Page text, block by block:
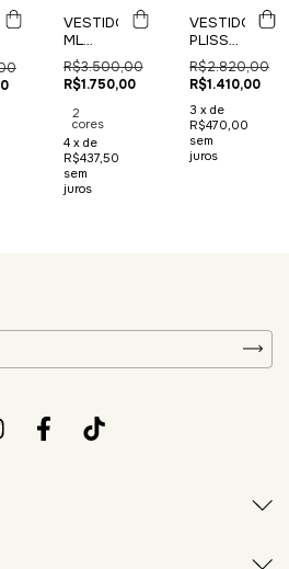
VESTIDO
ML
MALHA
VEGA
R$3.500,00
R$1.750,00
2
cores
4 x de
R$437,50
sem
juros
VESTIDO
PLISSADO
TRICOLINE
R$2.820,00
R$1.410,00
3 x de
R$470,00
sem
juros